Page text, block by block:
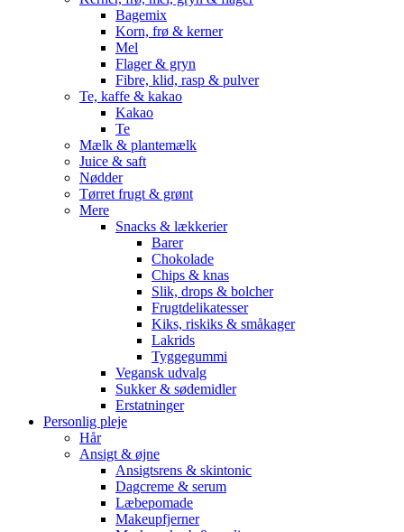
Bagemix
Korn, frø & kerner
Mel
Flager & gryn
Fibre, klid, rasp & pulver
Te, kaffe & kakao
Kakao
Te
Mælk & plantemælk
Juice & saft
Nødder
Tørret frugt & grønt
Mere
Snacks & lækkerier
Barer
Chokolade
Chips & knas
Slik, drops & bolcher
Frugtdelikatesser
Kiks, riskiks & småkager
Lakrids
Tyggegummi
Vegansk udvalg
Sukker & sødemidler
Erstatninger
Personlig pleje
Hår
Ansigt & øjne
Ansigtsrens & skintonic
Dagcreme & serum
Læbepomade
Makeupfjerner